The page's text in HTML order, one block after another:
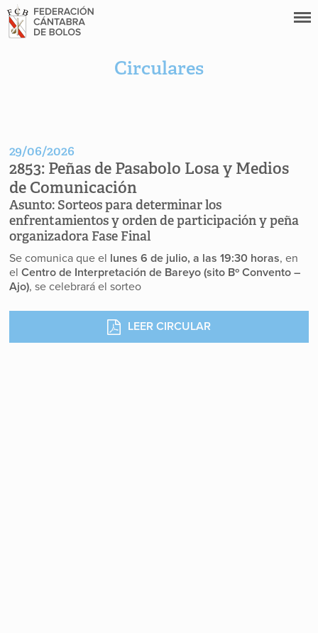
Circulares
29/06/2026
2853: Peñas de Pasabolo Losa y Medios
de Comunicación
Asunto: Sorteos para determinar los
enfrentamientos y orden de participación y peña
organizadora Fase Final
Se comunica que el lunes 6 de julio, a las 19:30 horas, en
elCentro de Interpretación de Bareyo (sito Bº Convento –
Ajo), se celebrará el sorteo
LEER CIRCULAR